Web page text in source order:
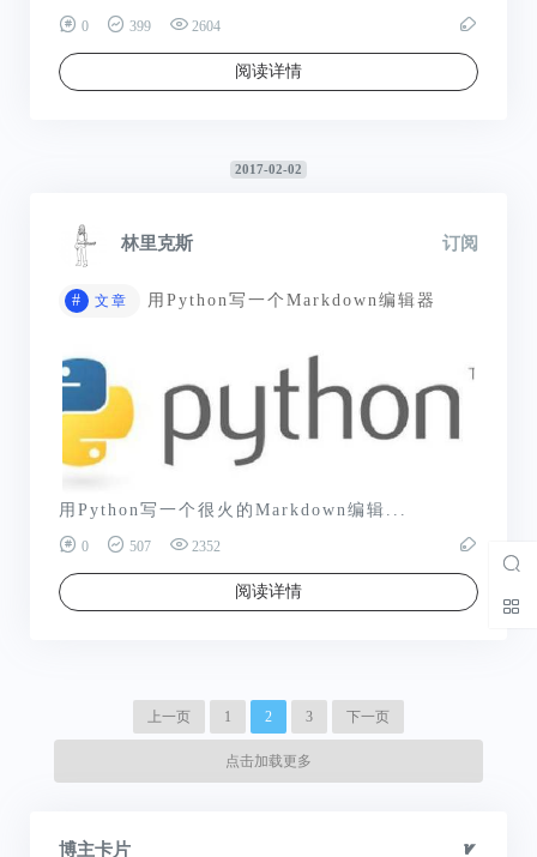
0 399 2604
阅读详情
2017-02-02
林里克斯 订阅
# 文章 用Python写一个Markdown编辑器
用Python写一个很火的Markdown编辑...
0 507 2352
阅读详情
上一页 1 2 3 下一页
点击加载更多
博主卡片